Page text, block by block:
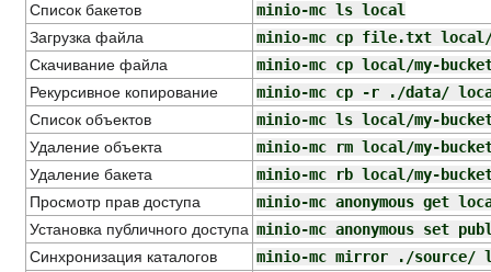
Список бакетов
minio-mc ls local
Загрузка файла
minio-mc cp file.txt local/
Скачивание файла
minio-mc cp local/my-
Рекурсивное копирование
minio-mc cp -r ./data/
Список объектов
minio-mc ls local/my-
Удаление объекта
minio-mc rm local/my-
Удаление бакета
minio-mc rb local/my-
Просмотр прав доступа
minio-mc anonymous get
Установка публичного доступа minio-mc anonymous set
Синхронизация каталогов
minio-mc mirror ./source/